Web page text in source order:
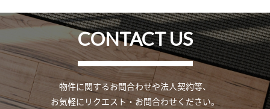
CONTACT US
物件に関するお問合わせや法人契約等、
お気軽にリクエスト・お問合わせください。